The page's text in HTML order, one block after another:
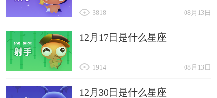
08月13日
3818
12月17日是什么星座
08月13日
1914
12月30日是什么星座